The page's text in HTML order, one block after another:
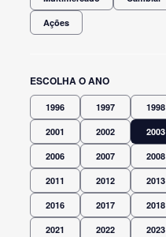
Ações
ESCOLHA O ANO
1996 1997 1998
2001 2002 2003
2006 2007 2008
2011 2012 2013
2016 2017 2018
2021 2022 2023